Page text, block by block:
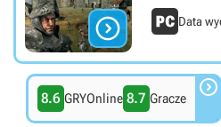
 Data
8.6 GRYOnline 8.7 Gracze 